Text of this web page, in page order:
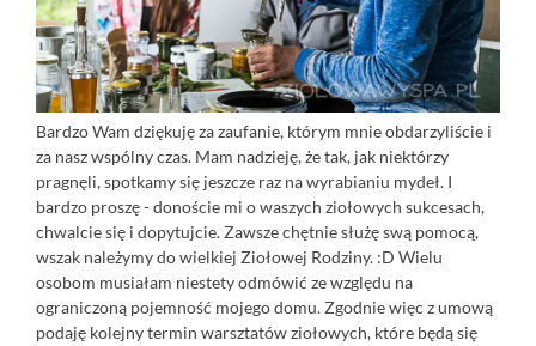
Bardzo Wam dziękuję za zaufanie, którym mnie obdarzyliście i
za nasz wspólny czas. Mam nadzieję, że tak, jak niektórzy
pragnęli, spotkamy się jeszcze raz na wyrabianiu mydeł. I
bardzo proszę - donoście mi o waszych ziołowych sukcesach,
chwalcie się i dopytujcie. Zawsze chętnie służę swą pomocą,
wszak należymy do wielkiej Ziołowej Rodziny. :D Wielu
osobom musiałam niestety odmówić ze względu na
ograniczoną pojemność mojego domu. Zgodnie więc z umową
podaję kolejny termin warsztatów ziołowych, które będą się